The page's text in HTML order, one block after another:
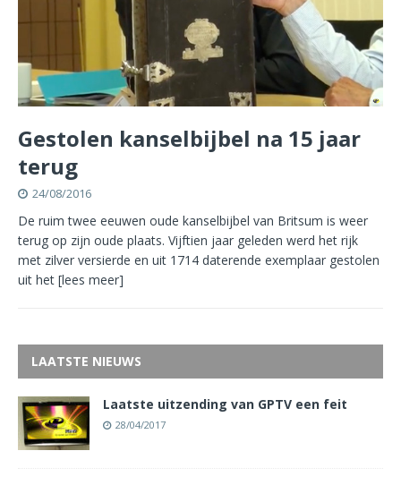
Gestolen kanselbijbel na 15 jaar
terug
24/08/2016
De ruim twee eeuwen oude kanselbijbel van Britsum is weer
terug op zijn oude plaats. Vijftien jaar geleden werd het rijk
met zilver versierde en uit 1714 daterende exemplaar gestolen
uit het [lees meer]
LAATSTE NIEUWS
Laatste uitzending van GPTV een feit
28/04/2017